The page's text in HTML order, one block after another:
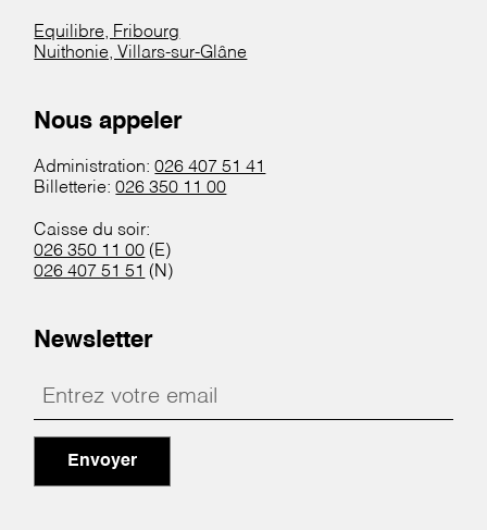
Equilibre, Fribourg
Nuithonie, Villars-sur-Glâne
Nous appeler
Administration:026 407 51 41
Billetterie:026 350 11 00
Caisse du soir:
026 350 11 00 (E)
026 407 51 51 (N)
Newsletter
Envoyer